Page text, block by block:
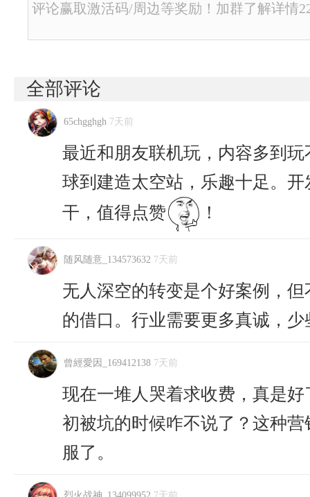
评论赢取激活码/周边等奖励！加群了解详情
全部评论
65chgghgh 7天前
最近和朋友联机玩，内容多到
球到建造太空站，乐趣十足。
干，值得点赞
！
随风随意_134573632 7天前
无人深空的转变是个好案例，
的借口。行业需要更多真诚，少
曾經愛因_169412138 7天前
现在一堆人哭着求收费，真是
初被坑的时候咋不说了？这种
服了。